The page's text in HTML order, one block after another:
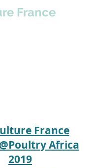
France
France
Africa
2019